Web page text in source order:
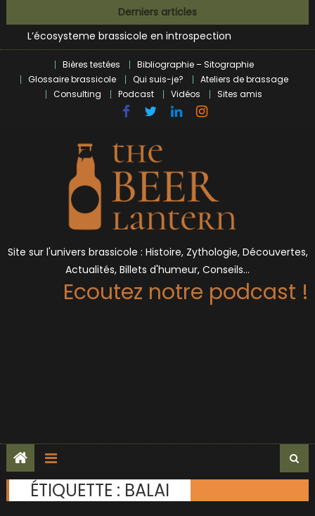
to
content
Derniers articles
L’écosysteme brassicole en introspection
Zoumaï : pionnier de la révolution craft à Marseille
L’intelligence artificielle dans le milieu brassicole
BrewDog racheté par Tilray pour une bouchée de pain ?
Bières et célébrités
Bières testées
Bibliographie – Sitographie
Glossaire brassicole
Qui suis-je?
Ateliers de brassage
Consulting
Podcast Vidéos Sites amis
Site sur l'univers brassicole : Histoire, Zythologie, Découvertes,
Actualités, Billets d'humeur, Conseils…
Ecoutez notre podcast !
ÉTIQUETTE : BALAI